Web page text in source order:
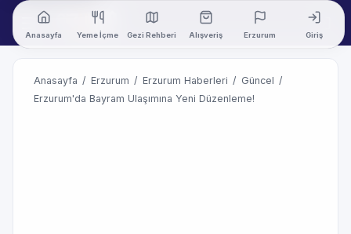
Anasayfa Yeme İçme Gezi Rehberi Alışveriş Erzurum Giriş
Anasayfa / Erzurum / Erzurum Haberleri / Güncel /
Erzurum'da Bayram Ulaşımına Yeni Düzenleme!